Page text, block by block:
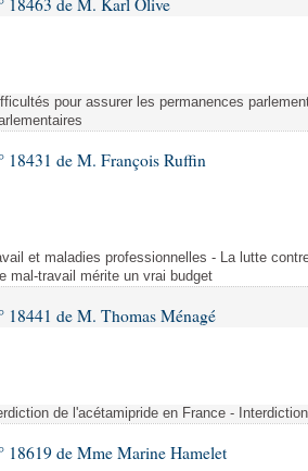
des lois
des lois
orales
débats
18463 de M. Karl Olive
pour assurer les permanences
18431 de M. François Ruffin
et maladies professionnelles - La lutte
mal-travail mérite un vrai budget
18441 de M. Thomas Ménagé
de l'acétamipride en France -
18619 de Mme Marine Hamelet